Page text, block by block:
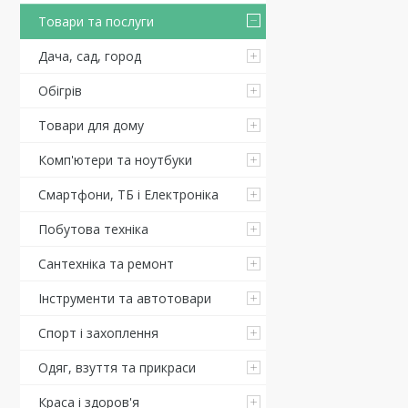
Товари та послуги
Дача, сад, город
Обігрів
Товари для дому
Комп'ютери та ноутбуки
Смартфони, ТБ і Електроніка
Побутова техніка
Сантехніка та ремонт
Інструменти та автотовари
Спорт і захоплення
Одяг, взуття та прикраси
Краса і здоров'я